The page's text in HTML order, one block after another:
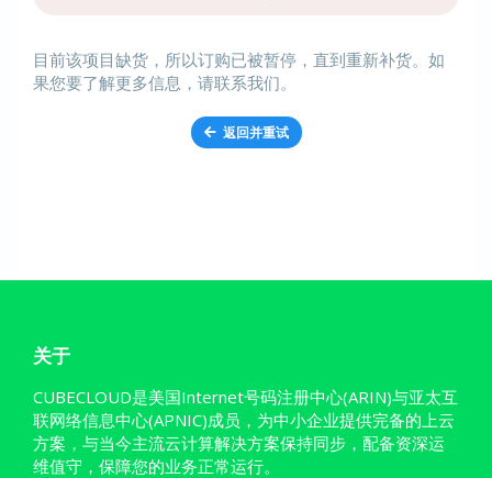
目前该项目缺货，所以订购已被暂停，直到重新补货。如
果您要了解更多信息，请联系我们。
返回并重试
关于
CUBECLOUD是美国Internet号码注册中心(ARIN)与亚太互
联网络信息中心(APNIC)成员，为中小企业提供完备的上云
方案，与当今主流云计算解决方案保持同步，配备资深运
维值守，保障您的业务正常运行。